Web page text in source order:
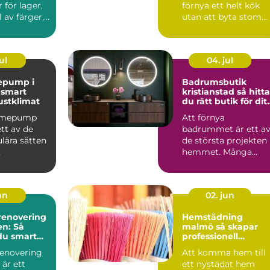
för lager,
av färger,
förnya ett helt kök
utan att byta stomme
i
av de
sätten
04. jul
Badrumsbutik
kristianstad så hittar
du rätt butik för ditt
Att förnya
badrummet är ett av
de största projekten
hemmet. Många
efter en bad...
Så
smart
är ett
02. jun
Hemstädning
malmö så skapar
professionell
vardagen
Att komma hem till
ett nystädat hem